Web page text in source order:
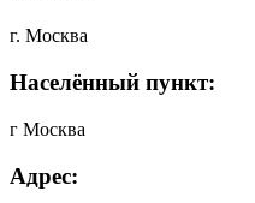
г. Москва
Населённый пункт:
г Москва
Адрес: